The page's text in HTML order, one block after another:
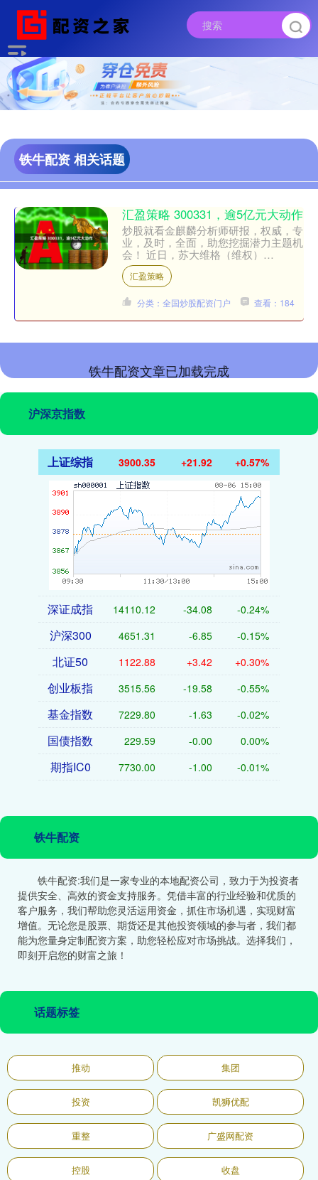
铁牛配资 相关话题
汇盈策略 300331，逾5亿元大动作
炒股就看金麒麟分析师研报，权威，专
业，及时，全面，助您挖掘潜力主题机
会！ 近日，苏大维格（维权）
（300331）公告称，公司拟以自有或
自筹资金5.1亿元收购常州....
汇盈策略
分类：全国炒股配资门户 查看：184
铁牛配资文章已加载完成
沪深京指数
上证综指 3900.35 +21.92 +0.57%
深证成指 14110.12 -34.08 -0.24%
沪深300 4651.31 -6.85 -0.15%
北证50 1122.88 +3.42 +0.30%
创业板指 3515.56 -19.58 -0.55%
基金指数 7229.80 -1.63 -0.02%
国债指数 229.59 -0.00 0.00%
期指IC0 7730.00 -1.00 -0.01%
铁牛配资
铁牛配资:我们是一家专业的本地配资公司，致力于为投资者
提供安全、高效的资金支持服务。凭借丰富的行业经验和优质的
客户服务，我们帮助您灵活运用资金，抓住市场机遇，实现财富
增值。无论您是股票、期货还是其他投资领域的参与者，我们都
能为您量身定制配资方案，助您轻松应对市场挑战。选择我们，
即刻开启您的财富之旅！
话题标签
推动 集团
投资 凯狮优配
重整 广盛网配资
控股 收盘